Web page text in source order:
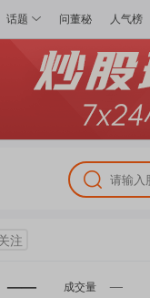
话题 问董秘 人气榜
注
—— 成交量 -